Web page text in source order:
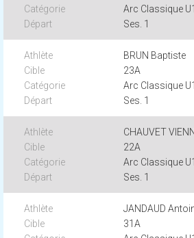
Arc Classique
Ses. 1
BRUN Baptiste
23A
Arc Classique
Ses. 1
CHAUVET
22A
Arc Classique
Ses. 1
JANDAUD
31A